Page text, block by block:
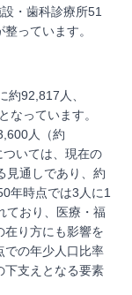
・歯科診療所51
っています。
約92,817人、
なっています。
人（約
いては、現在の
見通しであり、約
年時点では3人に1
ており、医療・福
在り方にも影響を
での年少人口比率
下支えとなる要素